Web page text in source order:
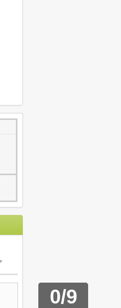
0/9